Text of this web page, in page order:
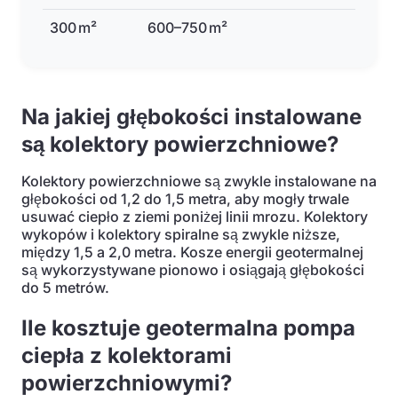
300 m² 600–750 m²
Na jakiej głębokości instalowane
są kolektory powierzchniowe?
Kolektory powierzchniowe są zwykle instalowane na
głębokości od 1,2 do 1,5 metra, aby mogły trwale
usuwać ciepło z ziemi poniżej linii mrozu. Kolektory
wykopów i kolektory spiralne są zwykle niższe,
między 1,5 a 2,0 metra. Kosze energii geotermalnej
są wykorzystywane pionowo i osiągają głębokości
do 5 metrów.
Ile kosztuje geotermalna pompa
ciepła z kolektorami
powierzchniowymi?